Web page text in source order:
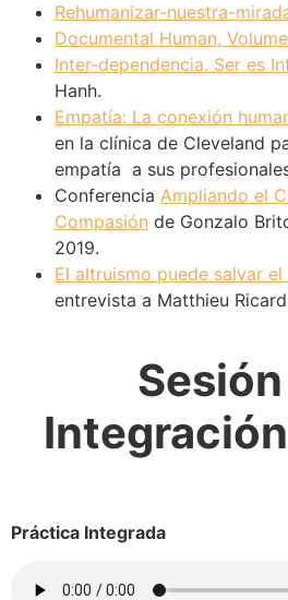
Rehumanizar-nuestra-
Documental Human,
Inter-dependencia. Ser es
Hanh.
Empatía: La conexión
en la clínica de Cleveland
empatía a sus
Conferencia Ampliando el
Compasión de Gonzalo
2019.
El altruismo puede salvar el
entrevista a Matthieu Ricard
Práctica Integrada